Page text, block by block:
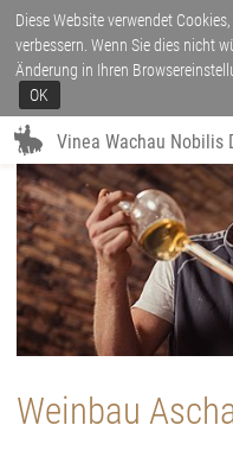
Diese Website verwendet
verbessern. Wenn Sie dies nicht
Änderung in Ihren
OK
Vinea Wachau Nobilis
Weinbau